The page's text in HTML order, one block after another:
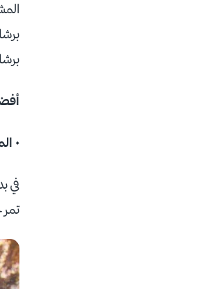
أفضل 7 أنشطة في
•
في